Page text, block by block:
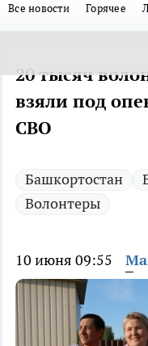
Все новости Горячее
20 тысяч
взяли под
СВО
Башкортостан
Волонтеры
10 июня 09:55